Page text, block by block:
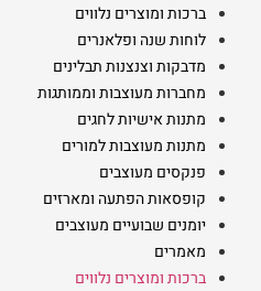
ברכות ומוצרים נלווים
לוחות שנה ופלאנרים
מדבקות וצנצנות תבלינים
מחברות מעוצבות וממותגות
מתנות אישיות לחגים
מתנות מעוצבות למורים
פנקסים מעוצבים
קופסאות הפתעה ומארזים
יומנים שבועיים מעוצבים
מאמרים
ברכות ומוצרים נלווים